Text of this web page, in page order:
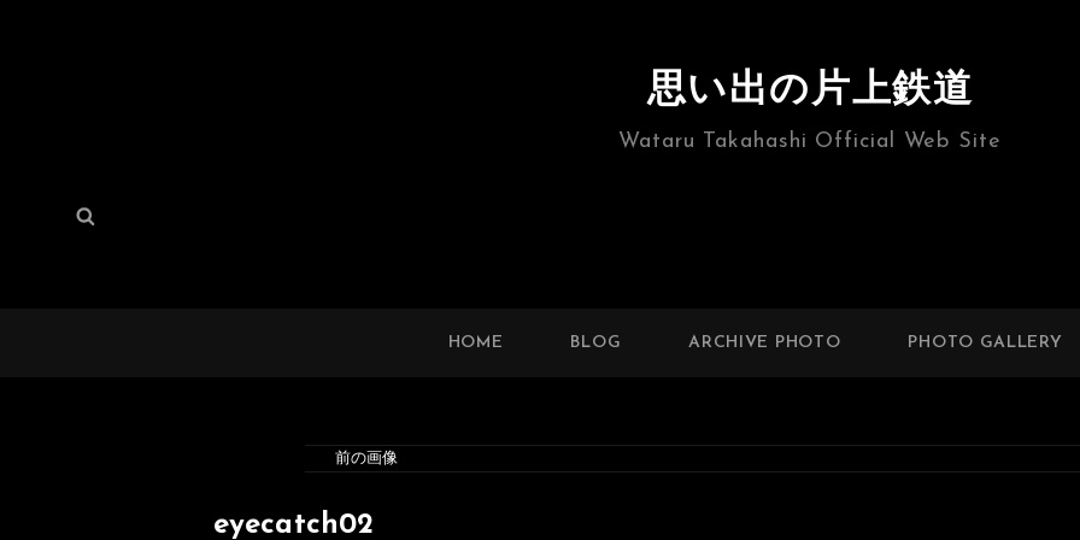
思い出の片上鉄道
Wataru Takahashi Official Web Site
検
HOME BLOG ARCHIVE PHOTO PHOTO GALLERY
前の画像
eyecatch02